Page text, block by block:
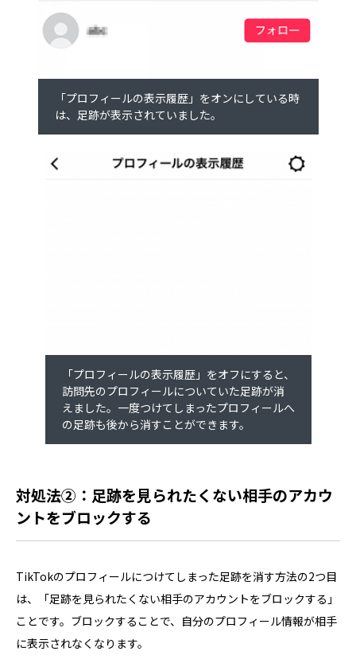
「プロフィールの表示履歴」をオンにしている時
は、足跡が表示されていました。
「プロフィールの表示履歴」をオフにすると、
訪問先のプロフィールについていた足跡が消
えました。一度つけてしまったプロフィールへ
の足跡も後から消すことができます。
対処法②：足跡を見られたくない相手のアカウ
ントをブロックする
TikTokのプロフィールにつけてしまった足跡を消す方法の2つ目
は、「足跡を見られたくない相手のアカウントをブロックする」
ことです。ブロックすることで、自分のプロフィール情報が相手
に表示されなくなります。